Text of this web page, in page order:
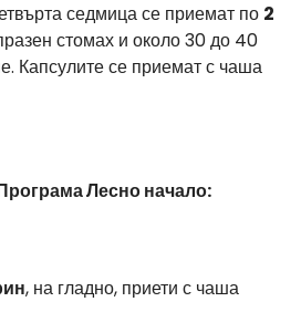
седмица се приемат по 2
стомах и около 30 до 40
Капсулите се приемат с чаша
Лесно начало:
, на гладно, приети с чаша